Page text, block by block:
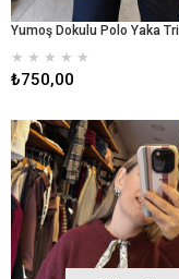
★ ★ ★ ★ ★
₺750,00